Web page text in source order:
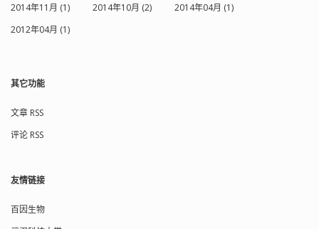
2014年11月 (1)
2014年10月 (2)
2014年04月 (1)
2012年04月 (1)
其它功能
文章 RSS
评论 RSS
友情链接
百因生物